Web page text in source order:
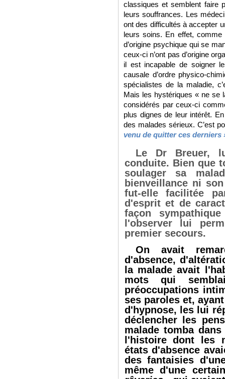
classiques et semblent faire
leurs souffrances. Les
ont des difficultés à accepter
leurs soins. En effet, comme
d’origine psychique qui se
ceux-ci n’ont pas d’origine
il est incapable de soigner
causale d’ordre physico-
spécialistes de la maladie,
Mais les hystériques « ne se
considérés par ceux-ci
plus dignes de leur intérêt.
des malades sérieux. C’est
venu de quitter ces derniers
Le Dr Breuer,
conduite. Bien que
soulager sa
bienveillance ni
fut-elle facilitée
d'esprit et de
façon
l'observer lui
premier secours.
On avait
d'absence,
la malade avait
mots qui
préoccupations
ses paroles et,
d'hypnose, les lui
déclencher les
malade tomba
l'histoire dont les
états d'absence
des fantaisies
même d'une